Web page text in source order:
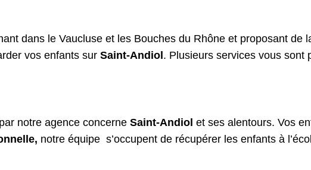
dans le Vaucluse et les Bouches du Rhône et proposant de
vos enfants sur Saint-Andiol. Plusieurs services vous sont
notre agence concerne Saint-Andiol et ses alentours. Vos
notre équipe s’occupent de récupérer les enfants à